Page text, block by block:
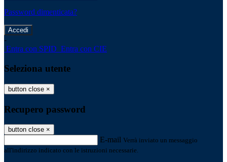
Password dimenticata?
-
Entra con SPID Entra con CIE
Seleziona utente
button close ×
Recupero password
button close ×
E-mail Verrà inviato un messaggio
all'indirizzo indicato con le istruzioni necessarie.